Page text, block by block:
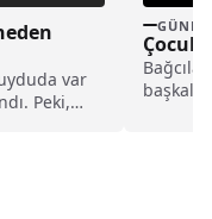
var
Peki,